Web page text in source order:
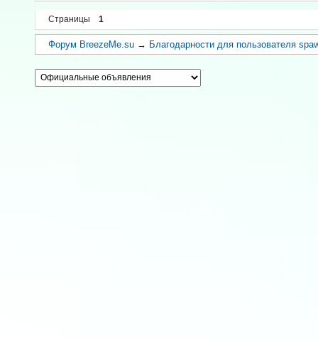
Страницы 1
Форум BreezeMe.su → Благодарности для пользователя